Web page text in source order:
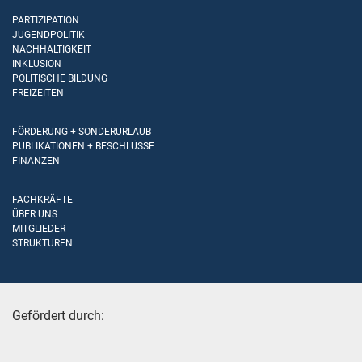
PARTIZIPATION
JUGENDPOLITIK
NACHHALTIGKEIT
INKLUSION
POLITISCHE BILDUNG
FREIZEITEN
FÖRDERUNG + SONDERURLAUB
PUBLIKATIONEN + BESCHLÜSSE
FINANZEN
FACHKRÄFTE
ÜBER UNS
MITGLIEDER
STRUKTUREN
Gefördert durch: